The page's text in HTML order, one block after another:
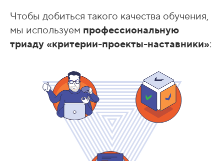
Чтобы добиться такого качества обучения,
мы используем профессиональную
триаду «критерии-проекты-наставники»: